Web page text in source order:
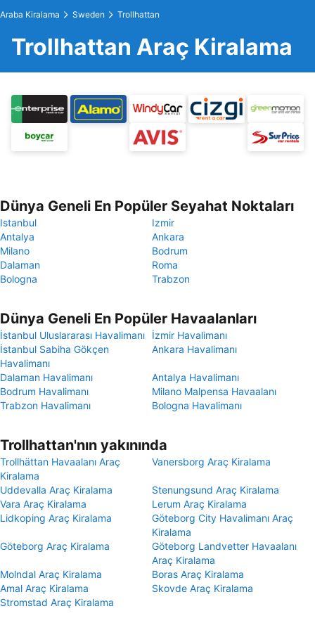
Araba Kiralama Sweden Trollhattan
Trollhattan Araç Kiralama
Dünya Geneli En Popüler Seyahat Noktaları
Istanbul
Izmir
Antalya
Ankara
Milano
Bodrum
Dalaman
Roma
Bologna
Trabzon
Dünya Geneli En Popüler Havaalanları
İstanbul Uluslararası Havalimanı
İzmir Havalimanı
İstanbul Sabiha Gökçen
Havalimanı
Ankara Havalimanı
Dalaman Havalimanı
Antalya Havalimanı
Bodrum Havalimanı
Milano Malpensa Havaalanı
Trabzon Havalimanı
Bologna Havalimanı
Trollhattan'nın yakınında
Trollhättan Havaalanı Araç
Kiralama
Vanersborg Araç Kiralama
Uddevalla Araç Kiralama
Stenungsund Araç Kiralama
Vara Araç Kiralama
Lerum Araç Kiralama
Lidkoping Araç Kiralama
Göteborg City Havalimanı Araç
Kiralama
Göteborg Araç Kiralama
Göteborg Landvetter Havaalanı
Araç Kiralama
Molndal Araç Kiralama
Boras Araç Kiralama
Amal Araç Kiralama
Skovde Araç Kiralama
Stromstad Araç Kiralama